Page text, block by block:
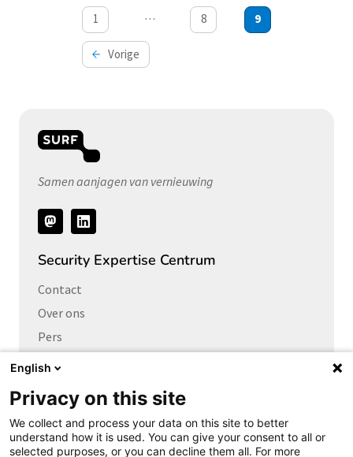
Berichten
paginering
Vorige
1 … 8 9
Samen aanjagen van vernieuwing
Volg
ons
Security Expertise Centrum
Contact
Over ons
Pers
Vacatures
Links naar
Cybersecurity Community
Platform Integrale veiligheid
English
Privacy on this site
We collect and process your data on this site to better
understand how it is used. You can give your consent to all or
selected purposes, or you can decline them all. For more